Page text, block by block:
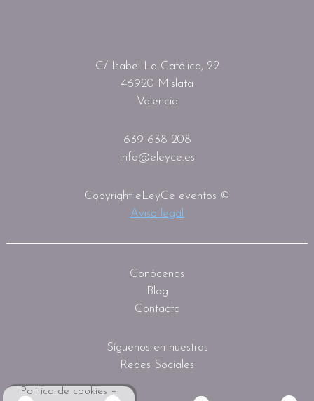
Política de cookies +
C/ Isabel La Católica, 22
46920 Mislata
Valencia
639 638 208
info@eleyce.es
Copyright eLeyCe eventos ©
Aviso legal
Conócenos
Blog
Contacto
Síguenos en nuestras
Redes Sociales